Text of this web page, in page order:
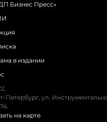
Бизнес Пресс»
в издании
Петербург, ул.
на карте